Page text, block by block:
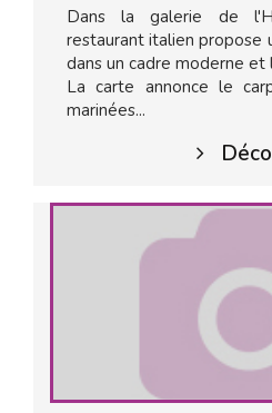
Dans la galerie de
restaurant italien propose
dans un cadre moderne et
La carte annonce le
marinées...